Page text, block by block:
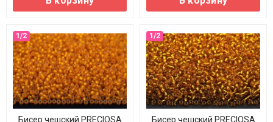
Бисер чешский PRECIOSA
Бисер чешский PRECIOSA